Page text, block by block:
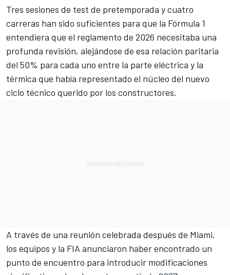
Tres sesiones de test de pretemporada y cuatro
carreras han sido suficientes para que la Fórmula 1
entendiera que el reglamento de 2026 necesitaba una
profunda revisión, alejándose de esa relación paritaria
del 50% para cada uno entre la parte eléctrica y la
térmica que había representado el núcleo del nuevo
ciclo técnico querido por los constructores.
A través de una reunión celebrada después de Miami,
los equipos y la FIA anunciaron haber encontrado un
punto de encuentro para introducir modificaciones